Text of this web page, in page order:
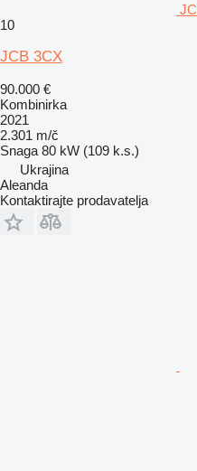
10
JCB 3CX
90.000 €
Kombinirka
2021
2.301 m/č
Snaga 80 kW (109 k.s.)
Ukrajina
Aleanda
Kontaktirajte prodavatelja